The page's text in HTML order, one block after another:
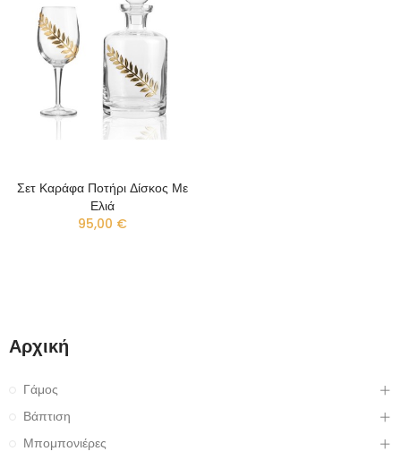
Σετ Καράφα Ποτήρι Δίσκος Με
Ελιά
95,00 €
Αρχική
Γάμος
Βάπτιση
Μπομπονιέρες